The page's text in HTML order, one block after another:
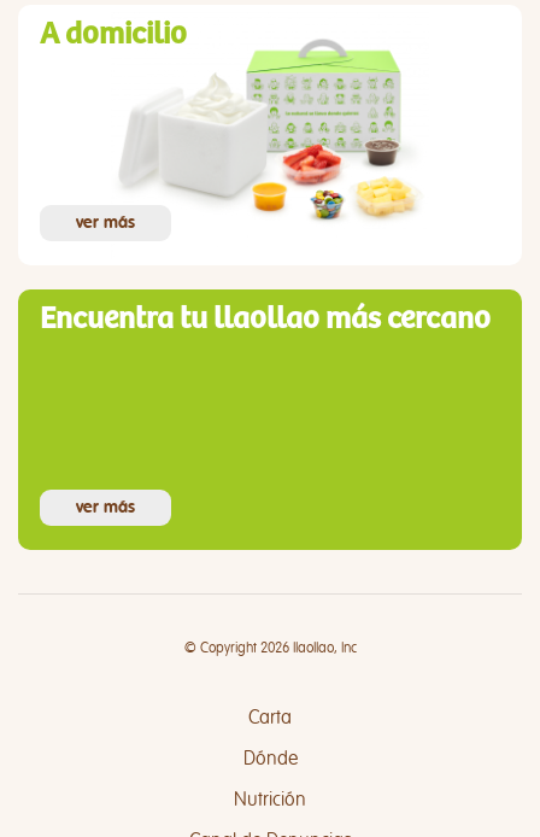
A domicilio
ver más
Encuentra tu llaollao más cercano
ver más
© Copyright 2026 llaollao, Inc
Carta
Dónde
Nutrición